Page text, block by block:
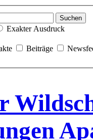
Suchen
Exakter Ausdruck
Beiträge